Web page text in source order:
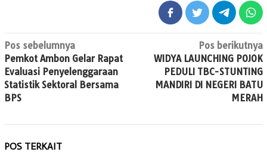
Navigasi
pos
Pos sebelumnya
Pemkot Ambon Gelar Rapat
Evaluasi Penyelenggaraan
Statistik Sektoral Bersama
BPS
Pos berikutnya
WIDYA LAUNCHING POJOK
PEDULI TBC-STUNTING
MANDIRI DI NEGERI BATU
MERAH
POS TERKAIT